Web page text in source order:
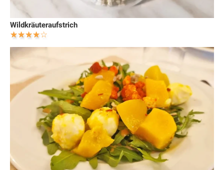
Wildkräuteraufstrich